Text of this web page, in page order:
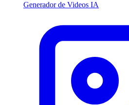
Generador de Videos IA